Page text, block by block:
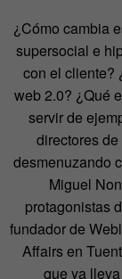
¿Cómo cambia
supersocial e
con el cliente?
web 2.0? ¿Qué
servir de
directores de
desmenuzando
Miguel
protagonistas
fundador de
Affairs en
que ya